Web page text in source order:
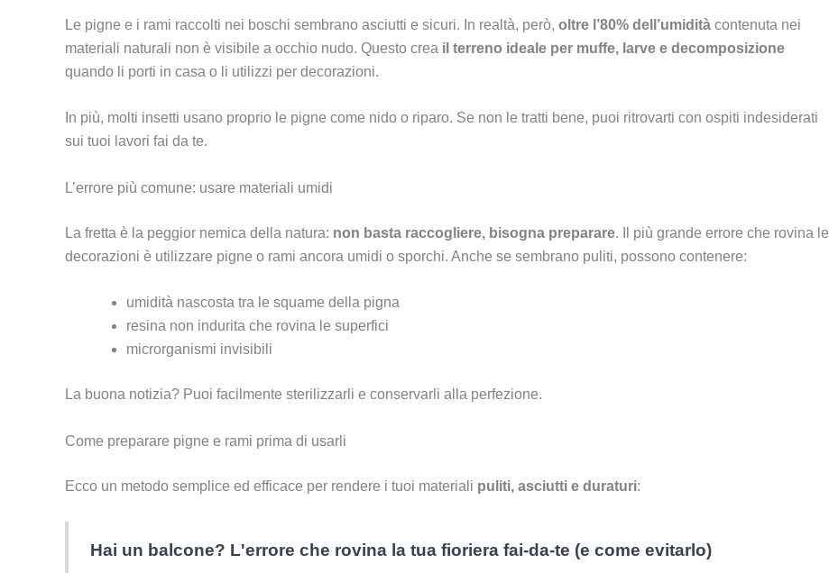
Le pigne e i rami raccolti nei boschi sembrano asciutti e sicuri. In realtà, però, oltre l’80% dell’umidità contenuta nei
materiali naturali non è visibile a occhio nudo. Questo crea il terreno ideale per muffe, larve e decomposizione
quando li porti in casa o li utilizzi per decorazioni.
In più, molti insetti usano proprio le pigne come nido o riparo. Se non le tratti bene, puoi ritrovarti con ospiti indesiderati
sui tuoi lavori fai da te.
L’errore più comune: usare materiali umidi
La fretta è la peggior nemica della natura: non basta raccogliere, bisogna preparare. Il più grande errore che rovina le
decorazioni è utilizzare pigne o rami ancora umidi o sporchi. Anche se sembrano puliti, possono contenere:
umidità nascosta tra le squame della pigna
resina non indurita che rovina le superfici
microrganismi invisibili
La buona notizia? Puoi facilmente sterilizzarli e conservarli alla perfezione.
Come preparare pigne e rami prima di usarli
Ecco un metodo semplice ed efficace per rendere i tuoi materiali puliti, asciutti e duraturi:
Hai un balcone? L'errore che rovina la tua fioriera fai-da-te (e come evitarlo)